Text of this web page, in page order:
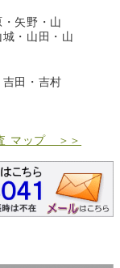
矢野・山
・山田・山
田・吉村
マップ ＞＞